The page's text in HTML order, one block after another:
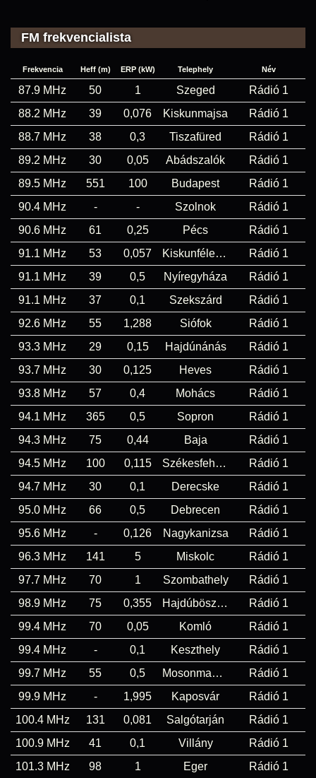
FM frekvencialista
Frekvencia Heff (m) ERP (kW) Telephely Név
87.9 MHz 50 1 Szeged
Rádió 1
88.2 MHz
39 0,076 Kiskunmajsa
Rádió 1
88.7 MHz
38 0,3 Tiszafüred
Rádió 1
89.2 MHz
30 0,05 Abádszalók
Rádió 1
89.5 MHz
551 100 Budapest
Rádió 1
90.4 MHz
- - Szolnok
Rádió 1
90.6 MHz
61 0,25 Pécs
Rádió 1
91.1 MHz
53 0,057 Kiskunfélegyháza
Rádió 1
91.1 MHz
39 0,5 Nyíregyháza
Rádió 1
91.1 MHz
37 0,1 Szekszárd
Rádió 1
92.6 MHz
55 1,288 Siófok
Rádió 1
93.3 MHz
29 0,15 Hajdúnánás
Rádió 1
93.7 MHz
30 0,125 Heves
Rádió 1
93.8 MHz
57 0,4 Mohács
Rádió 1
94.1 MHz
365 0,5 Sopron
Rádió 1
94.3 MHz
75 0,44 Baja
Rádió 1
94.5 MHz
100 0,115 Székesfehérvár
Rádió 1
94.7 MHz
30 0,1 Derecske
Rádió 1
95.0 MHz
66 0,5 Debrecen
Rádió 1
95.6 MHz
- 0,126 Nagykanizsa
Rádió 1
96.3 MHz
141 5 Miskolc
Rádió 1
97.7 MHz
70 1 Szombathely
Rádió 1
98.9 MHz
75 0,355 Hajdúböszörmény
Rádió 1
99.4 MHz
70 0,05 Komló
Rádió 1
99.4 MHz
- 0,1 Keszthely
Rádió 1
99.7 MHz
55 0,5 Mosonmagyaróvár
Rádió 1
99.9 MHz
- 1,995 Kaposvár
Rádió 1
100.4 MHz
131 0,081 Salgótarján
Rádió 1
100.9 MHz
41 0,1 Villány
Rádió 1
101.3 MHz
98 1 Eger Rádió 1